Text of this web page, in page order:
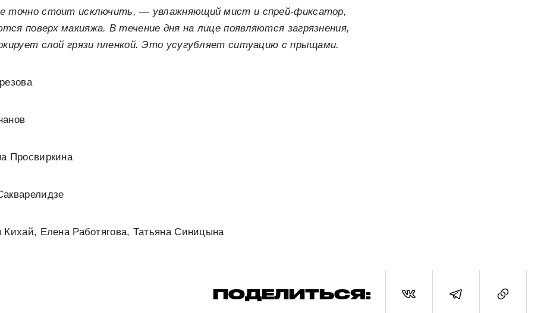
точно стоит исключить, — увлажняющий мист и спрей-фиксатор,
поверх макияжа. В течение дня на лице появляются загрязнения,
слой грязи пленкой. Это усугубляет ситуацию с прыщами.
Просвиркина
Елена Работягова, Татьяна Синицына
ПОДЕЛИТЬСЯ: